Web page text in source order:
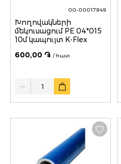
00-00017849
Խողովակների
մեկուսացում PE 04*015
10մ կապույտ K-Flex
600,00 ֏ / հատ